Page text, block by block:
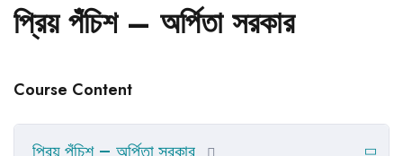
প্রিয় পঁচিশ – অর্পিতা সরকার
Course Content